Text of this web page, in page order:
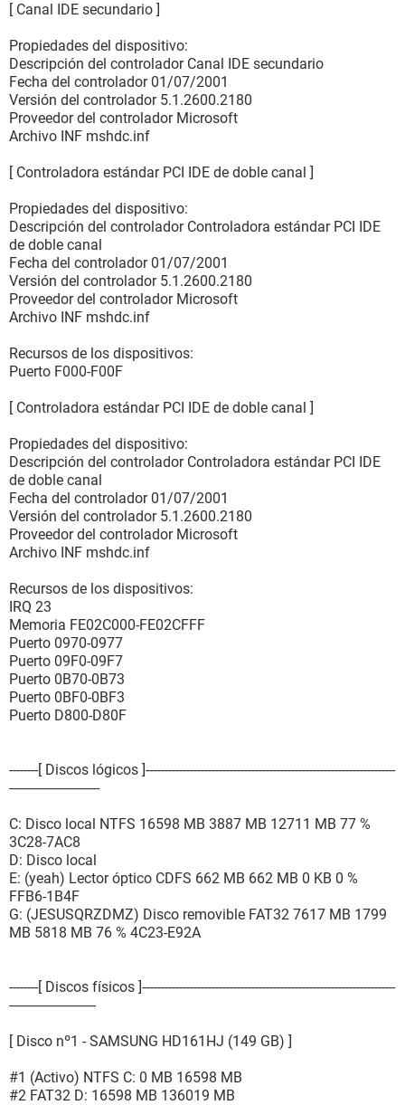
[ Canal IDE secundario ]
Propiedades del dispositivo:
Descripción del controlador Canal IDE secundario
Fecha del controlador 01/07/2001
Versión del controlador 5.1.2600.2180
Proveedor del controlador Microsoft
Archivo INF mshdc.inf
[ Controladora estándar PCI IDE de doble canal ]
Propiedades del dispositivo:
Descripción del controlador Controladora estándar PCI IDE
de doble canal
Fecha del controlador 01/07/2001
Versión del controlador 5.1.2600.2180
Proveedor del controlador Microsoft
Archivo INF mshdc.inf
Recursos de los dispositivos:
Puerto F000-F00F
[ Controladora estándar PCI IDE de doble canal ]
Propiedades del dispositivo:
Descripción del controlador Controladora estándar PCI IDE
de doble canal
Fecha del controlador 01/07/2001
Versión del controlador 5.1.2600.2180
Proveedor del controlador Microsoft
Archivo INF mshdc.inf
Recursos de los dispositivos:
IRQ 23
Memoria FE02C000-FE02CFFF
Puerto 0970-0977
Puerto 09F0-09F7
Puerto 0B70-0B73
Puerto 0BF0-0BF3
Puerto D800-D80F
--------[ Discos lógicos ]---------------------------------------------------------------------
-------------------------
C: Disco local NTFS 16598 MB 3887 MB 12711 MB 77 %
3C28-7AC8
D: Disco local
E: (yeah) Lector óptico CDFS 662 MB 662 MB 0 KB 0 %
FFB6-1B4F
G: (JESUSQRZDMZ) Disco removible FAT32 7617 MB 1799
MB 5818 MB 76 % 4C23-E92A
--------[ Discos físicos ]----------------------------------------------------------------------
------------------------
[ Disco nº1 - SAMSUNG HD161HJ (149 GB) ]
#1 (Activo) NTFS C: 0 MB 16598 MB
#2 FAT32 D: 16598 MB 136019 MB